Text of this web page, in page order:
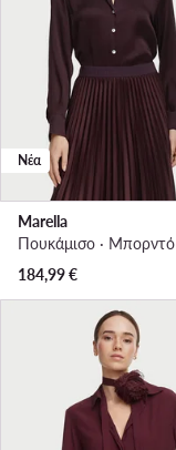
Νέα
Marella
Πουκάμισο · Μπορντό
184,99€